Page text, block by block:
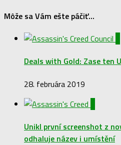
Môže sa Vám ešte páčiť...
Deals with Gold: Zase ten
28. februára 2019
Unikl první screenshot z
odhaluje název i umístění